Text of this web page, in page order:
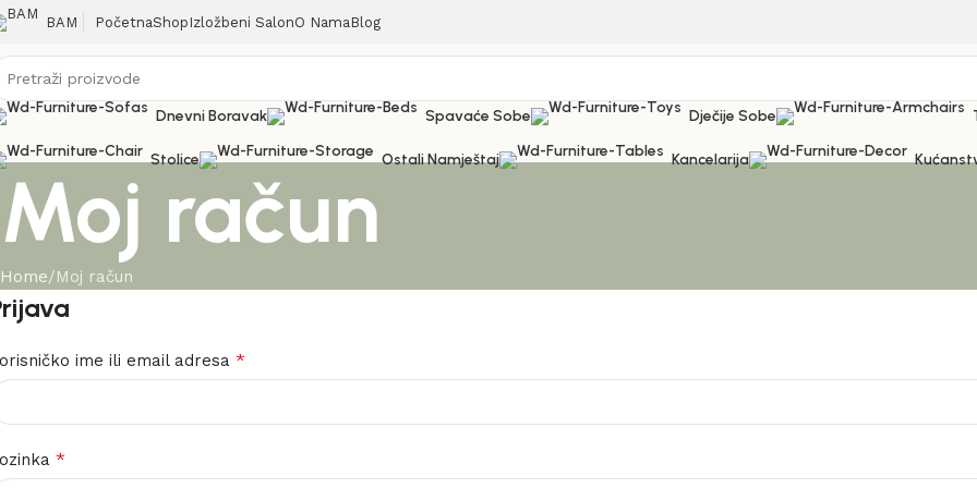
BAM PočetnaShop Izložbeni SalonO Nama Blog
Dnevni Boravak
Spavaće Sobe Dječije Sobe
Stolice Ostali Namještaj Kancelarija
Moj račun
Home Moj račun
ime ili email adresa *
*